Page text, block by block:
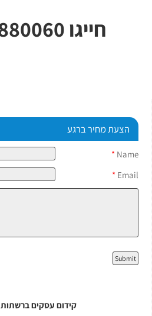
חייגו 054-5880060
הצעת מחיר ברגע
Name
*
Email
*
קידום עסקים